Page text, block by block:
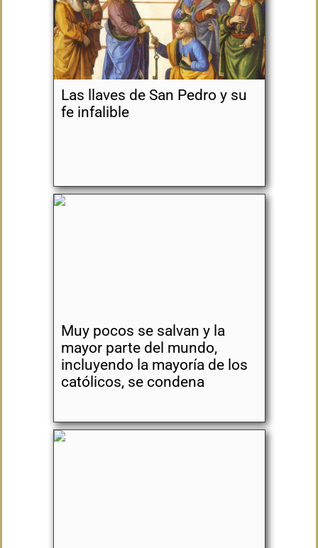
Las llaves de San Pedro y su
fe infalible
Muy pocos se salvan y la
mayor parte del mundo,
incluyendo la mayoría de los
católicos, se condena